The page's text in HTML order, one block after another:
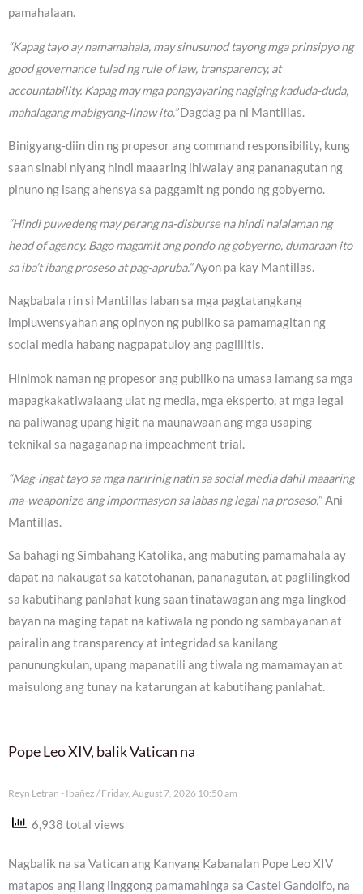
pamahalaan.
“Kapag tayo ay namamahala, may sinusunod tayong mga prinsipyo ng
good governance tulad ng rule of law, transparency, at
accountability. Kapag may mga pangyayaring nagiging kaduda-duda,
mahalagang mabigyang-linaw ito.”Dagdag pa ni Mantillas.
Binigyang-diin din ng propesor ang command responsibility, kung
saan sinabi niyang hindi maaaring ihiwalay ang pananagutan ng
pinuno ng isang ahensya sa paggamit ng pondo ng gobyerno.
“Hindi puwedeng may perang na-disburse na hindi nalalaman ng
head of agency. Bago magamit ang pondo ng gobyerno, dumaraan ito
sa iba’t ibang proseso at pag-apruba.”Ayon pa kay Mantillas.
Nagbabala rin si Mantillas laban sa mga pagtatangkang
impluwensyahan ang opinyon ng publiko sa pamamagitan ng
social media habang nagpapatuloy ang paglilitis.
Hinimok naman ng propesor ang publiko na umasa lamang sa mga
mapagkakatiwalaang ulat ng media, mga eksperto, at mga legal
na paliwanag upang higit na maunawaan ang mga usaping
teknikal sa nagaganap na impeachment trial.
“Mag-ingat tayo sa mga naririnig natin sa social media dahil maaaring
ma-weaponize ang impormasyon sa labas ng legal na proseso.” Ani
Mantillas.
Sa bahagi ng Simbahang Katolika, ang mabuting pamamahala ay
dapat na nakaugat sa katotohanan, pananagutan, at paglilingkod
sa kabutihang panlahat kung saan tinatawagan ang mga lingkod-
bayan na maging tapat na katiwala ng pondo ng sambayanan at
pairalin ang transparency at integridad sa kanilang
panunungkulan, upang mapanatili ang tiwala ng mamamayan at
maisulong ang tunay na katarungan at kabutihang panlahat.
Pope Leo XIV, balik Vatican na
Reyn Letran - Ibañez Friday, August 7, 2026 10:50 am
6,938 total views
Nagbalik na sa Vatican ang Kanyang Kabanalan Pope Leo XIV
matapos ang ilang linggong pamamahinga sa Castel Gandolfo, na